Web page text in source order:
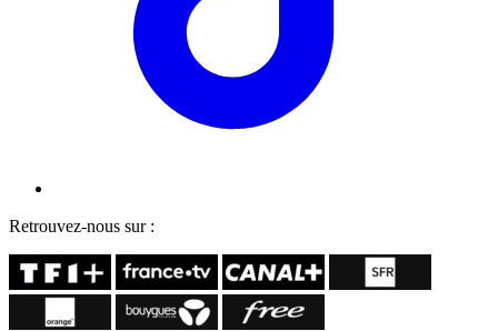
Retrouvez-nous sur :